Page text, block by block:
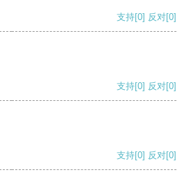
支持[0] 反对[0]
支持[0] 反对[0]
支持[0] 反对[0]